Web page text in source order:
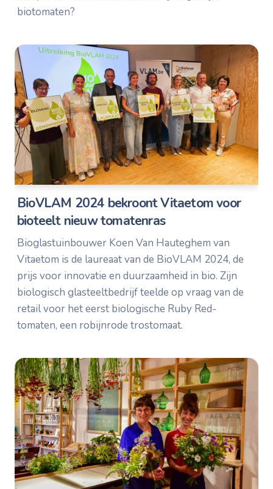
biotomaten?
BioVLAM 2024 bekroont Vitaetom voor
bioteelt nieuw tomatenras
Bioglastuinbouwer Koen Van Hauteghem van
Vitaetom is de laureaat van de BioVLAM 2024, de
prijs voor innovatie en duurzaamheid in bio. Zijn
biologisch glasteeltbedrijf teelde op vraag van de
retail voor het eerst biologische Ruby Red-
tomaten, een robijnrode trostomaat.